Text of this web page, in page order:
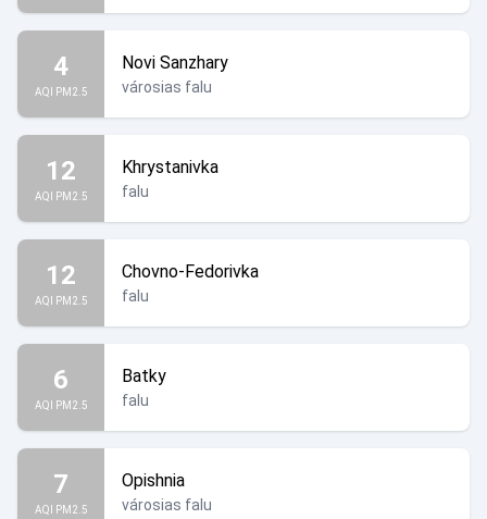
4
AQI PM2.5
Novi Sanzhary
városias falu
12
AQI PM2.5
Khrystanivka
falu
12
AQI PM2.5
Chovno-Fedorivka
falu
6
AQI PM2.5
Batky
falu
7
AQI PM2.5
Opishnia
városias falu